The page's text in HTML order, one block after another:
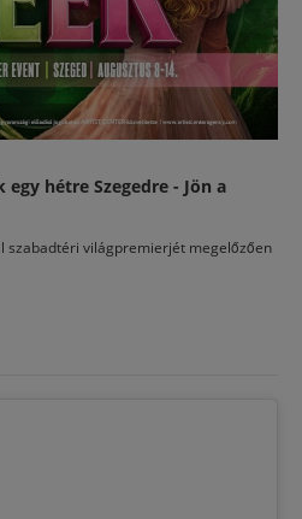
hétre Szegedre - Jön a
szabadtéri világpremierjét megelőzően